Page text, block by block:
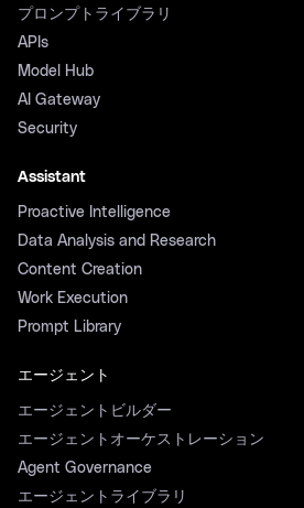
プロンプトライブラリ
APIs
Model Hub
AI Gateway
Security
Assistant
Proactive Intelligence
Data Analysis and Research
Content Creation
Work Execution
Prompt Library
エージェント
エージェントビルダー
エージェントオーケストレーション
Agent Governance
エージェントライブラリ